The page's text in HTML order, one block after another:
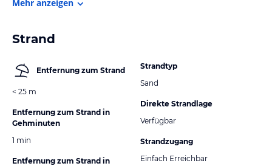
Mehr anzeigen
Strand
Entfernung zum Strand
< 25 m
Entfernung zum Strand in
Gehminuten
1 min
Entfernung zum Strand in
Strandtyp
Sand
Direkte Strandlage
Verfügbar
Strandzugang
Einfach Erreichbar